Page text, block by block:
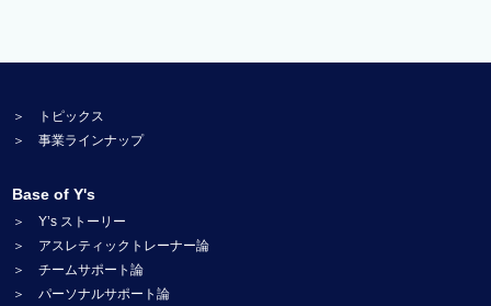
＞ トピックス
＞ 事業ラインナップ
Base of Y's
＞ Y’s ストーリー
＞ アスレティックトレーナー論
＞ チームサポート論
＞ パーソナルサポート論